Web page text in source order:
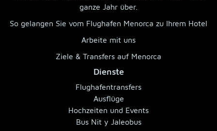
ganze Jahr über.
So gelangen Sie vom Flughafen Menorca zu Ihrem Hotel
Arbeite mit uns
Ziele & Transfers auf Menorca
Dienste
Flughafentransfers
Ausflüge
Hochzeiten und Events
Bus Nit y Jaleobus